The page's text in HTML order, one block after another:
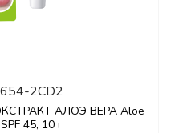
2CD2
АЛОЭ ВЕРА Aloe
45, 10 г